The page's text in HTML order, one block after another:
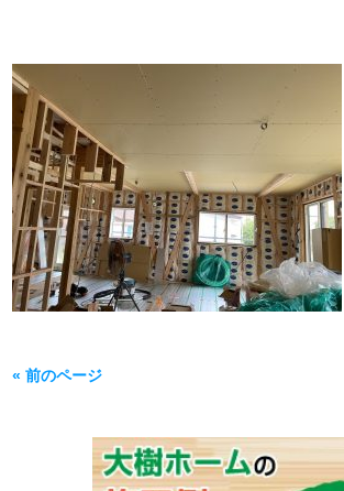
« 前のページ